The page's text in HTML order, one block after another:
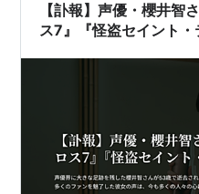
にもゲスト出演している
グでチャンピオンを務め
ンピオン。カンナギタウ
ゲーム中ではチャンピオ
に対し積極的に助言や助力
考古学者でもあり、ポケ
所持ポケモン
【訃報】声優・櫻井
ス7』『怪盗セイント